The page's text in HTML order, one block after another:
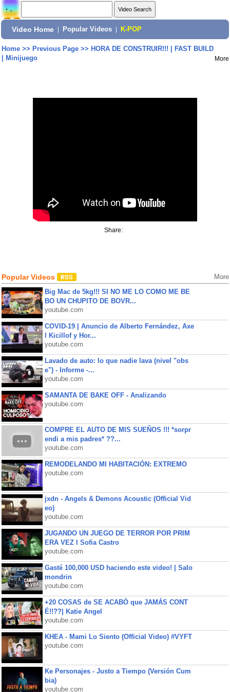
Video Home Popular Videos K-POP
Home>> Previous Page>> HORA DE CONSTRUIR!!! | FAST BUILD
| Minijuego
More
Share:
Popular Videos More
Big Mac de 5kg!!! SI NO ME LO COMO ME BE
BO UN CHUPITO DE BOVR...
youtube.com
COVID-19 | Anuncio de Alberto Fernández, Axe
l Kicillof y Hor...
youtube.com
Lavado de auto: lo que nadie lava (nivel "obs
e") - Informe -...
youtube.com
SAMANTA DE BAKE OFF - Analizando
youtube.com
COMPRE EL AUTO DE MIS SUEÑOS !!! *sorpr
endi a mis padres* ??...
youtube.com
REMODELANDO MI HABITACIÓN: EXTREMO
youtube.com
jxdn - Angels & Demons Acoustic (Official Vid
eo)
youtube.com
JUGANDO UN JUEGO DE TERROR POR PRIM
ERA VEZ l Sofia Castro
youtube.com
Gasté 100,000 USD haciendo este video! | Salo
mondrin
youtube.com
+20 COSAS de SE ACABÓ que JAMÁS CONT
É!!??| Katie Angel
youtube.com
KHEA - Mami Lo Siento (Official Video) #VYFT
youtube.com
Ke Personajes - Justo a Tiempo (Versión Cum
bia)
youtube.com